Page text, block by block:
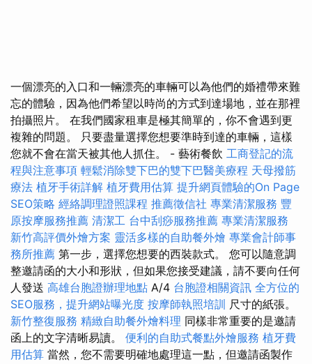
一個漂亮的入口和一輛漂亮的車輛可以為他們的婚禮帶來難
忘的體驗，因為他們希望以時尚的方式到達場地，並在那裡
拍攝照片。 在我們國家租車是極其簡單的，你不會遇到更
複雜的問題。 只要盡量選擇您想要準時到達的車輛，這樣
您就不會在當天被其他人抓住。 - 藝術餐飲 工商登記的流
程與注意事項 輕鬆消除雙下巴的雙下巴醫美療程 天母撥筋
療法 植牙手術詳解 植牙費用估算 提升網頁體驗的On Page
SEO策略 經絡調理證照課程 推薦徵信社 專業清潔服務 豐
原按摩服務推薦 清潔工 台中刮痧服務推薦 專業清潔服務
新竹高評價外燴方案 靈活多樣的自助餐外燴 專業會計師事
務所推薦 第一步，選擇您想要的西裝款式。 您可以隨意調
整邀請函的大小和形狀，但如果您接受建議，請不要向任何
人發送 高雄台胞證辦理地點 A/4 台胞證相關資訊 全方位的
SEO服務，提升網站曝光度 按摩師執照培訓 尺寸的紙張。
新竹整復服務 精緻自助餐外燴料理 同樣非常重要的是邀請
函上的文字清晰易讀。 便利的自助式餐點外燴服務 植牙費
用估算 當然，您不需要明確地處理這一點，但邀請函製作